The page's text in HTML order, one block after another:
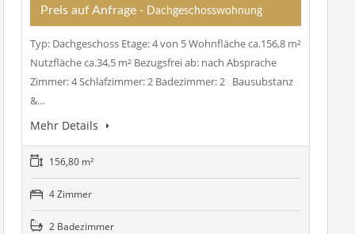
Preis auf Anfrage - Dachgeschosswohnung
Typ: Dachgeschoss Etage: 4 von 5 Wohnfläche ca.156,8 m²
Nutzfläche ca.34,5 m² Bezugsfrei ab: nach Absprache
Zimmer: 4 Schlafzimmer: 2 Badezimmer: 2 Bausubstanz
&…
Mehr Details
156,80 m²
4 Zimmer
2 Badezimmer